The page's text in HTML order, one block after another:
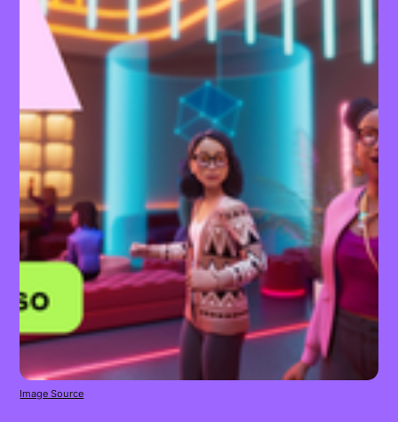
Image Source